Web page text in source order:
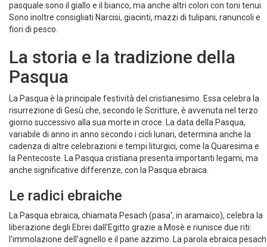
Bouquet floreali per le festività pasquali: i colori adatti nel periodo
pasquale sono il giallo e il bianco, ma anche altri colori con toni tenui.
Sono inoltre consigliati Narcisi, giacinti, mazzi di tulipani, ranuncoli e
La storia e la tradizione della
Pasqua
La Pasqua è la principale festività del cristianesimo. Essa celebra la
risurrezione di Gesù che, secondo le Scritture, è avvenuta nel terzo
giorno successivo alla sua morte in croce. La data della Pasqua,
variabile di anno in anno secondo i cicli lunari, determina anche la
cadenza di altre celebrazioni e tempi liturgici, come la Quaresima e
la Pentecoste. La Pasqua cristiana presenta importanti legami, ma
Le radici ebraiche
La Pasqua ebraica, chiamata Pesach (pasa', in aramaico), celebra la
liberazione degli Ebrei dall'Egitto grazie a Mosè e riunisce due riti: